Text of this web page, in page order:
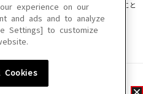
断で複製、転載、ファイル化などすること
いただけない場合があります。
更になる場合があります。
experience on our
and ads and to analyze
Settings] to customize
Cookies